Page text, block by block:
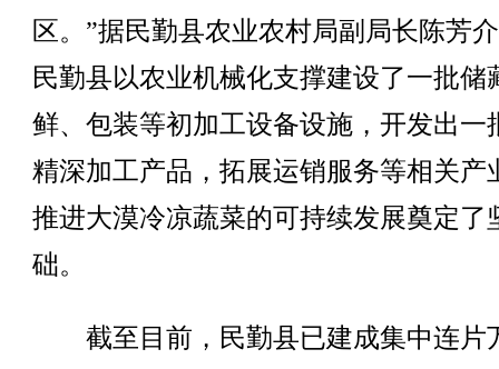
区。”据民勤县农业农村局副局长陈芳
民勤县以农业机械化支撑建设了一批储
鲜、包装等初加工设备设施，开发出一
精深加工产品，拓展运销服务等相关产
推进大漠冷凉蔬菜的可持续发展奠定了
础。
截至目前，民勤县已建成集中连片